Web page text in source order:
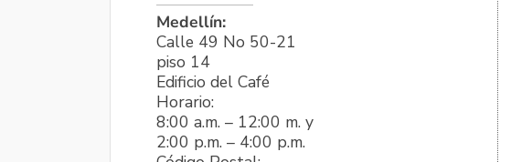
Medellín:
Calle 49 No 50-21
piso 14
Edificio del Café
Horario:
8:00 a.m. – 12:00 m. y
2:00 p.m. – 4:00 p.m.